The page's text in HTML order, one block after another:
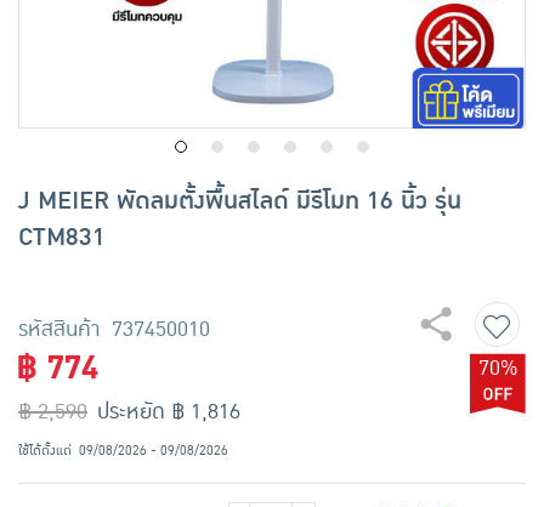
J MEIER พัดลมตั้งพื้นสไลด์ มีรีโมท 16 นิ้ว รุ่น
CTM831
รหัสสินค้า 737450010
฿ 774
฿ 2,590
70%
ประหยัด ฿ 1,816
ใช้ได้ตั้งแต่ 09/08/2026 - 09/08/2026